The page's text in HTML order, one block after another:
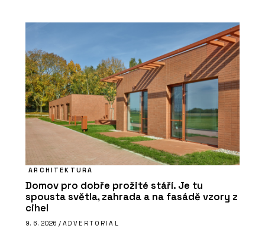
ARCHITEKTURA
Domov pro dobře prožité stáří. Je tu
spousta světla, zahrada a na fasádě vzory z
cihel
9. 6. 2026 / ADVERTORIAL